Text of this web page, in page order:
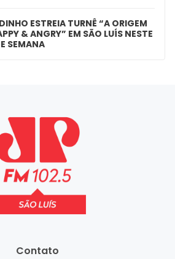
ESTREIA TURNÊ “A ORIGEM
& ANGRY” EM SÃO LUÍS NESTE
SEMANA
Contato